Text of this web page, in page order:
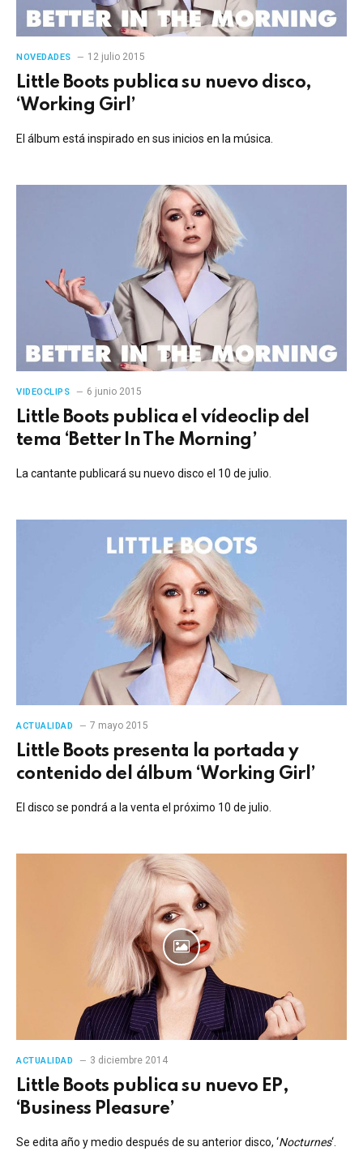
NOVEDADES 12 julio 2015
Little Boots publica su nuevo disco,
‘Working Girl’
El álbum está inspirado en sus inicios en la música.
VIDEOCLIPS 6 junio 2015
Little Boots publica el vídeoclip del
tema ‘Better In The Morning’
La cantante publicará su nuevo disco el 10 de julio.
ACTUALIDAD 7 mayo 2015
Little Boots presenta la portada y
contenido del álbum ‘Working Girl’
El disco se pondrá a la venta el próximo 10 de julio.
ACTUALIDAD 3 diciembre 2014
Little Boots publica su nuevo EP,
‘Business Pleasure’
Se edita año y medio después de su anterior disco, ‘Nocturnes‘.